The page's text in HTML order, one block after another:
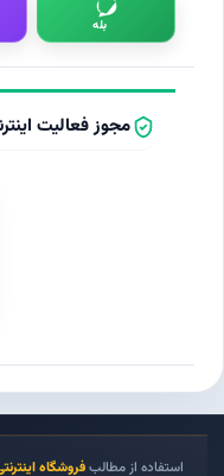
بله
مجوز فعالیت
استفاده از مطالبفروشگاه